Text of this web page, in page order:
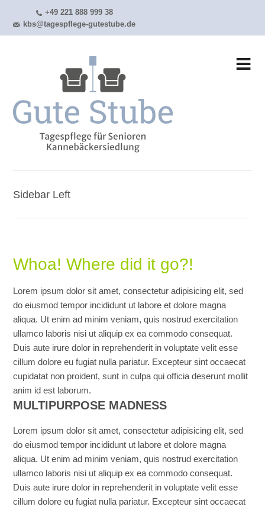
+49 221 888 999 38
kbs@tagespflege-gutestube.de
Sidebar Left
Whoa! Where did it go?!
Lorem ipsum dolor sit amet, consectetur adipisicing elit, sed
do eiusmod tempor incididunt ut labore et dolore magna
aliqua. Ut enim ad minim veniam, quis nostrud exercitation
ullamco laboris nisi ut aliquip ex ea commodo consequat.
Duis aute irure dolor in reprehenderit in voluptate velit esse
cillum dolore eu fugiat nulla pariatur. Excepteur sint occaecat
cupidatat non proident, sunt in culpa qui officia deserunt mollit
anim id est laborum.
MULTIPURPOSE MADNESS
Lorem ipsum dolor sit amet, consectetur adipisicing elit, sed
do eiusmod tempor incididunt ut labore et dolore magna
aliqua. Ut enim ad minim veniam, quis nostrud exercitation
ullamco laboris nisi ut aliquip ex ea commodo consequat.
Duis aute irure dolor in reprehenderit in voluptate velit esse
cillum dolore eu fugiat nulla pariatur. Excepteur sint occaecat